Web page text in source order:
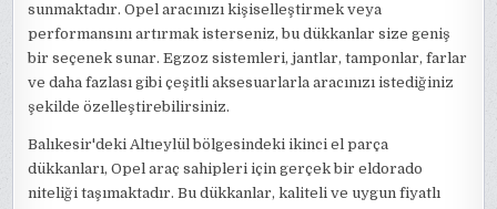
sunmaktadır. Opel aracınızı kişiselleştirmek veya
performansını artırmak isterseniz, bu dükkanlar size geniş
bir seçenek sunar. Egzoz sistemleri, jantlar, tamponlar, farlar
ve daha fazlası gibi çeşitli aksesuarlarla aracınızı istediğiniz
şekilde özelleştirebilirsiniz.
Balıkesir'deki Altıeylül bölgesindeki ikinci el parça
dükkanları, Opel araç sahipleri için gerçek bir eldorado
niteliği taşımaktadır. Bu dükkanlar, kaliteli ve uygun fiyatlı